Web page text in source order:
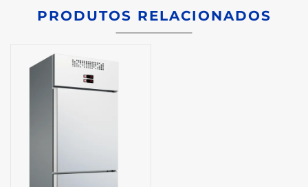
PRODUTOS RELACIONADOS